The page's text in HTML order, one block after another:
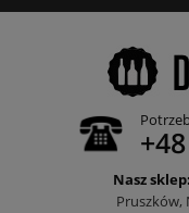
Nasz sklep:
Pruszków,